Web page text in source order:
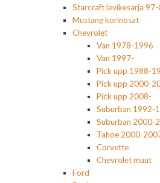
Starcraft levikesarja 97-
Mustang korinosat
Chevrolet
Van 1978-1996
Van 1997-
Pick upp 1988-
Pick upp 2000-
Pick upp 2008-
Suburban 1992-
Suburban 2000-
Tahoe 2000-
Corvette
Chevrolet muut
Ford